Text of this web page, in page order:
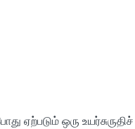
ஏற்படும் ஒரு